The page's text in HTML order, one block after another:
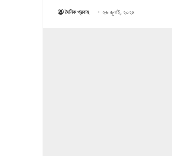
দৈনিক প্রবাহ ২৬ জুলাই, ২০২৪